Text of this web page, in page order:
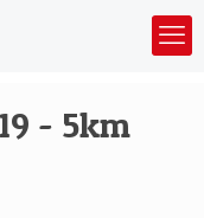
- 5km